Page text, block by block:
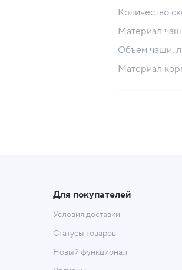
Количество
Материал
Объем чаши,
Материал
Для покупателей
Условия доставки
Статусы товаров
Новый функционал